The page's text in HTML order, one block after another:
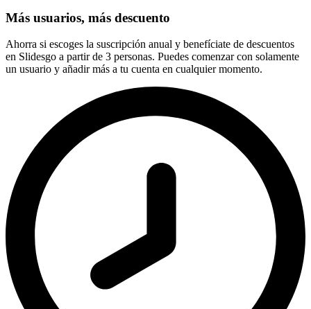
Más usuarios, más descuento
Ahorra si escoges la suscripción anual y benefíciate de descuentos
en Slidesgo a partir de 3 personas. Puedes comenzar con solamente
un usuario y añadir más a tu cuenta en cualquier momento.